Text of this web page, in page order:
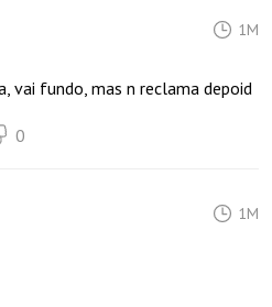
1M
vai fundo, mas n reclama depoid
0
1M